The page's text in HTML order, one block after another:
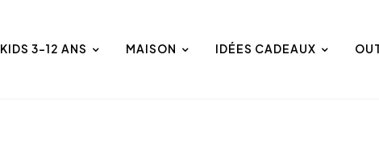
KIDS 3-12 ANS MAISON IDÉES CADEAUX